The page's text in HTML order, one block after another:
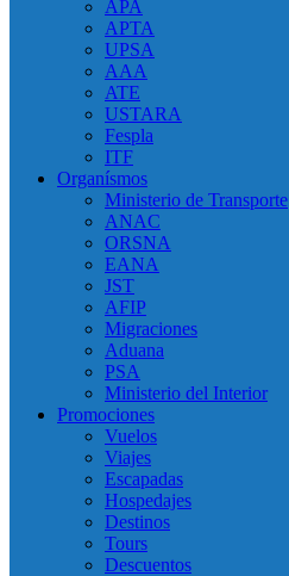
APA
APTA
UPSA
AAA
ATE
USTARA
Fespla
ITF
Organísmos
Ministerio de Transporte
ANAC
ORSNA
EANA
JST
AFIP
Migraciones
Aduana
PSA
Ministerio del Interior
Promociones
Vuelos
Viajes
Escapadas
Hospedajes
Destinos
Tours
Descuentos